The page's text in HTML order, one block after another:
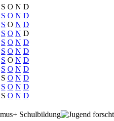
S O N D
S O N D
S O N D
S O N D
S O N D
S O N D
S O N D
S O N D
S O N D
S O N D
S O N D